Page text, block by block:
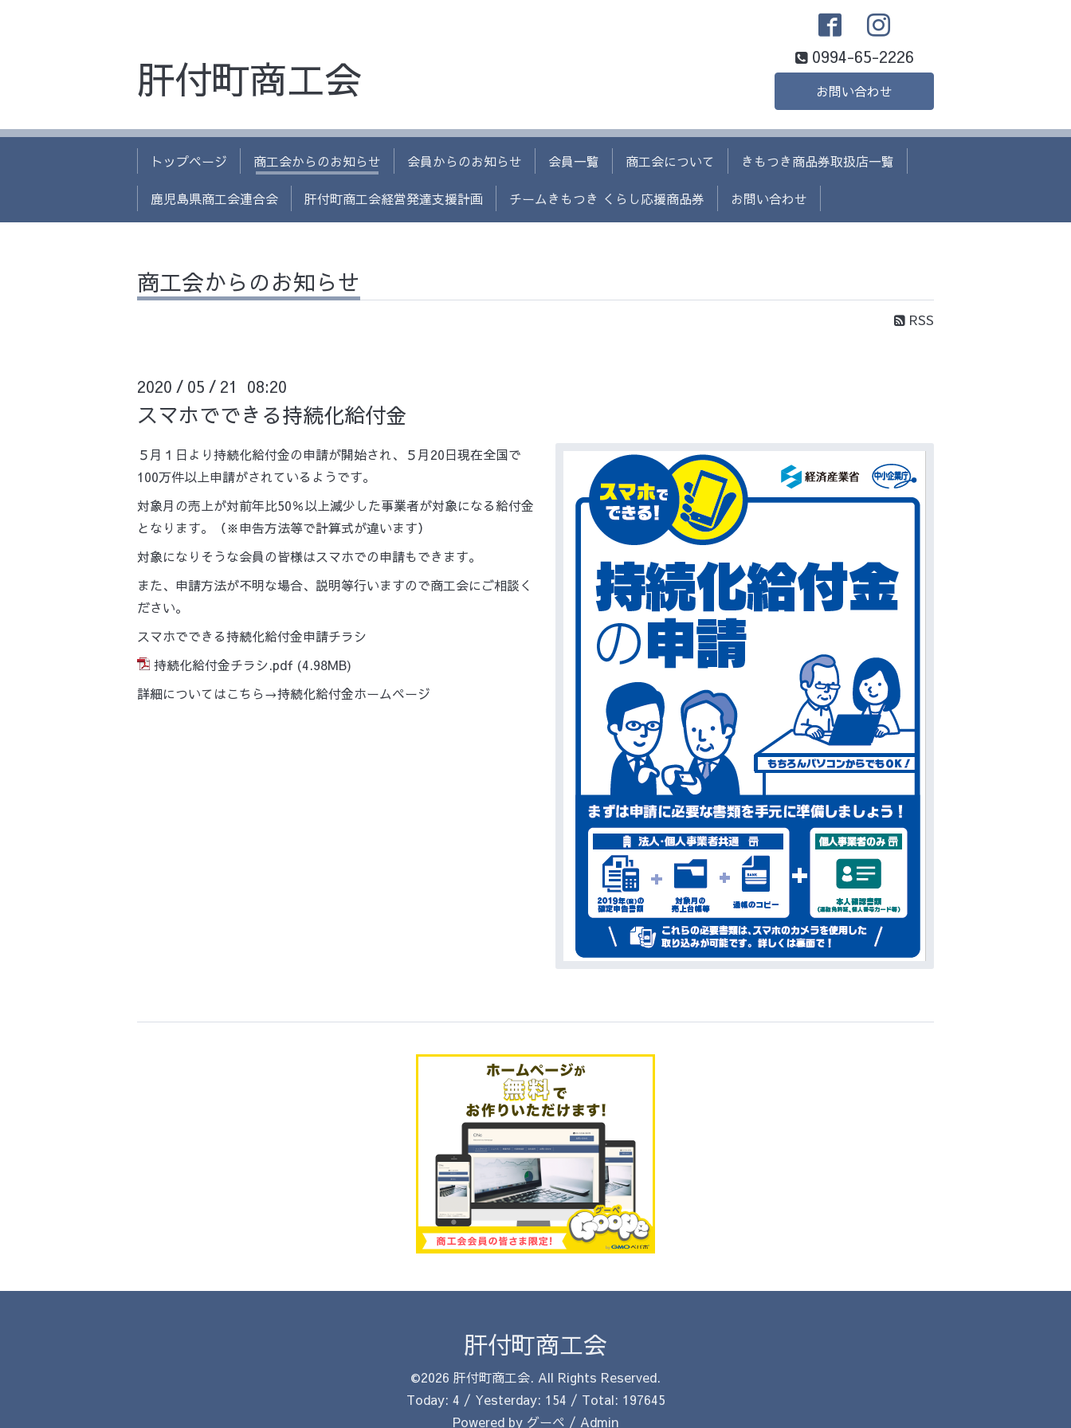
肝付町商工会 0994-65-2226
お問い合わせ
トップページ 商工会からのお知らせ 会員からのお知らせ 会員一覧 商工会について きもつき商品券取扱店一覧
鹿児島県商工会連合会 肝付町商工会経営発達支援計画 チームきもつき くらし応援商品券 お問い合わせ
商工会からのお知らせ
RSS
2020 / 05 / 21 08:20
スマホでできる持続化給付金
５月１日より持続化給付金の申請が開始され、５月20日現在全国で
100万件以上申請がされているようです。
対象月の売上が対前年比50％以上減少した事業者が対象になる給付金
となります。（※申告方法等で計算式が違います）
対象になりそうな会員の皆様はスマホでの申請もできます。
また、申請方法が不明な場合、説明等行いますので商工会にご相談く
ださい。
スマホでできる持続化給付金申請チラシ
持続化給付金チラシ.pdf (4.98MB)
詳細についてはこちら→持続化給付金ホームページ
肝付町商工会
©2026 肝付町商工会. All Rights Reserved.
Today: 4 / Yesterday: 154 / Total: 197645
Powered by グーペ / Admin